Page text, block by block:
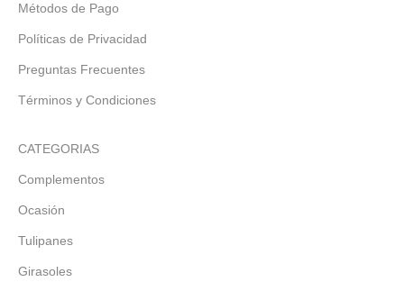
Métodos de Pago
Políticas de Privacidad
Preguntas Frecuentes
Términos y Condiciones
CATEGORIAS
Complementos
Ocasión
Tulipanes
Girasoles